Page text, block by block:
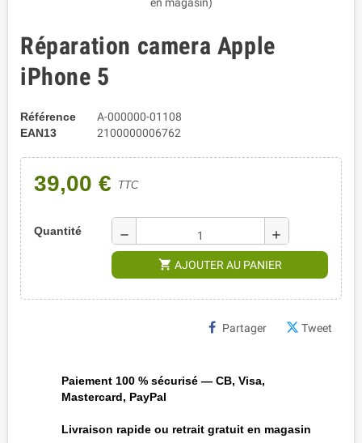
Réparation camera Apple
iPhone 5
Référence
A-000000-01108
EAN13
2100000006762
39,00 € TTC
Quantité remove add
shopping_cart AJOUTER AU PANIER
Partager Tweet
Paiement 100 % sécurisé — CB, Visa,
Mastercard, PayPal
Livraison rapide ou retrait gratuit en magasin